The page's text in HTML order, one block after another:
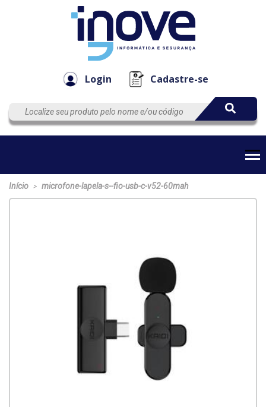
Login Cadastre-se
EmpresaAutomação
Início > microfone-lapela-s--fio-usb-c-v52-60mah